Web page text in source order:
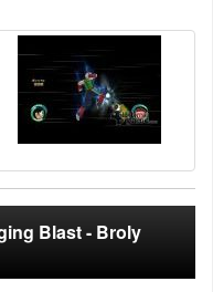
Blast - Broly